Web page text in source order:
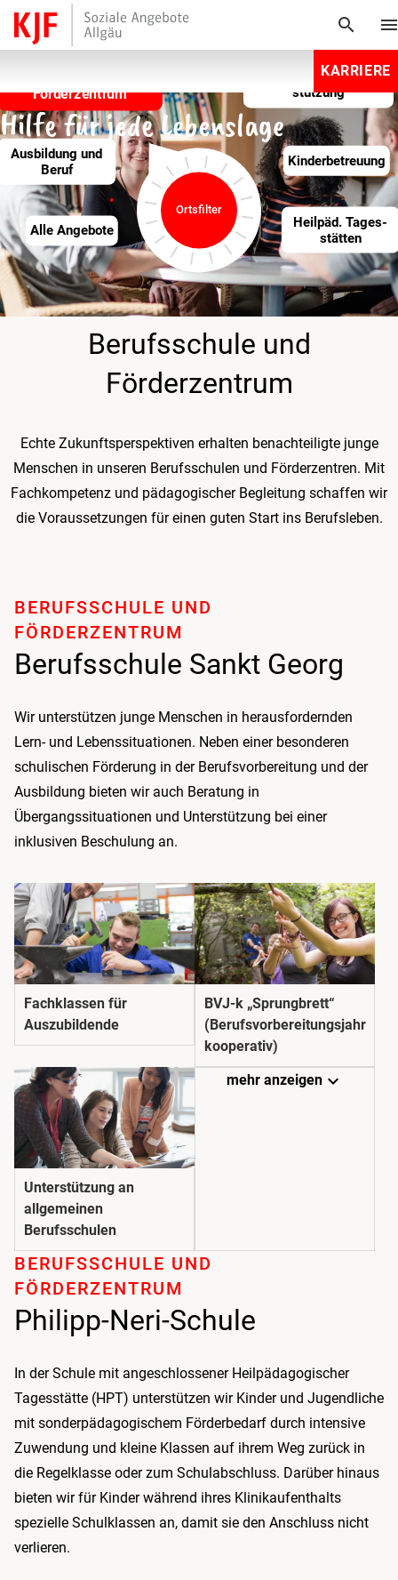
search
KARRIERE
Hilfe für jede Lebenslage
Alle Angebote
Ausbildung und
Beruf
Förderzentrum
Beratung und Unter­
stützung
Kinder­betreuung
Heilpäd­. Tages­
stätten
Ortsfilter
Berufsschule und
Förderzentrum
Echte Zukunftsperspektiven erhalten benach­teiligte junge
Menschen in unseren Berufsschulen und Förder­zentren. Mit
Fachkompetenz und pädagogischer Begleitung schaffen wir
die Voraussetzungen für einen guten Start ins Berufsleben.
Berufsschule Sankt Georg
BERUFSSCHULE UND
FÖRDERZENTRUM
Wir unterstützen junge Menschen in herausfordernden
Lern- und Lebenssituationen. Neben einer besonderen
schulischen Förderung in der Berufsvorbereitung und der
Ausbildung bieten wir auch Beratung in
Übergangssituationen und Unterstützung bei einer
inklusiven Beschulung an.
Fachklassen für
Auszubildende
BVJ-k „Sprungbrett“
(Berufsvorbereitungsjahr
kooperativ)
Unterstützung an
allgemeinen
Berufsschulen
mehr anzeigenexpand_more
Philipp-Neri-Schule
BERUFSSCHULE UND
FÖRDERZENTRUM
In der Schule mit angeschlossener Heilpädagogischer
Tagesstätte (HPT) unterstützen wir Kinder und Jugendliche
mit sonderpädagogischem Förderbedarf durch intensive
Zuwendung und kleine Klassen auf ihrem Weg zurück in
die Regelklasse oder zum Schulabschluss. Darüber hinaus
bieten wir für Kinder während ihres Klinikaufenthalts
spezielle Schulklassen an, damit sie den Anschluss nicht
verlieren.